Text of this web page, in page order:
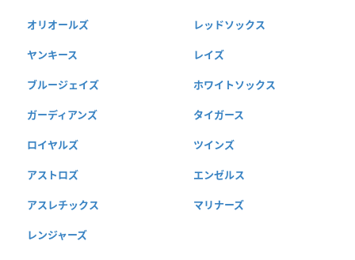
オリオールズ レッドソックス
ヤンキース レイズ
ブルージェイズ ホワイトソックス
ガーディアンズ タイガース
ロイヤルズ ツインズ
アストロズ エンゼルス
アスレチックス マリナーズ
レンジャーズ